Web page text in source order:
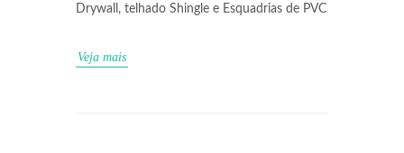
Drywall, telhado Shingle e Esquadrias de PVC
Veja mais